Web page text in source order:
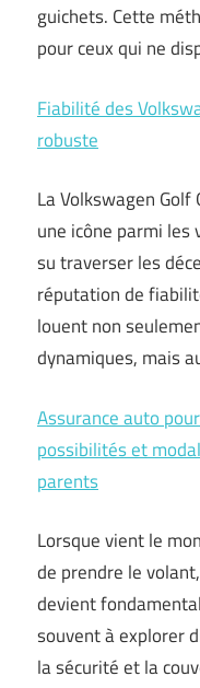
guichets. Cette
pour ceux qui ne
Fiabilité des
robuste
La Volkswagen Golf
une icône parmi
su traverser les
réputation de
louent non
dynamiques, mais
Assurance auto
possibilités et
parents
Lorsque vient le
de prendre le
devient
souvent à explorer
la sécurité et la